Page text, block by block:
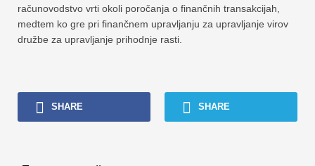
računovodstvo vrti okoli poročanja o finančnih transakcijah,
medtem ko gre pri finančnem upravljanju za upravljanje virov
družbe za upravljanje prihodnje rasti.
SHARE SHARE